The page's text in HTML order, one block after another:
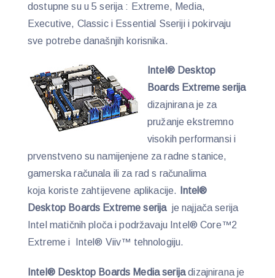
dostupne su u 5 serija : Extreme, Media,
Executive, Classic i Essential Sseriji i pokirvaju
sve potrebe današnjih korisnika.
Intel® Desktop
Boards Extreme serija
dizajnirana je za
pružanje ekstremno
visokih performansi i
prvenstveno su namijenjene za radne stanice,
gamerska računala ili za rad s računalima
koja koriste zahtijevene aplikacije.
Intel®
Desktop Boards Extreme serijaje najjača serija
Intel matičnih ploča i podržavaju Intel® Core™2
Extreme i Intel® Viiv™ tehnologiju.
Intel® Desktop Boards Media serijadizajnirana je